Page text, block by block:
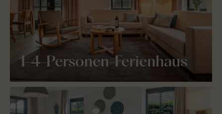
1-4-Personen-Ferienhaus